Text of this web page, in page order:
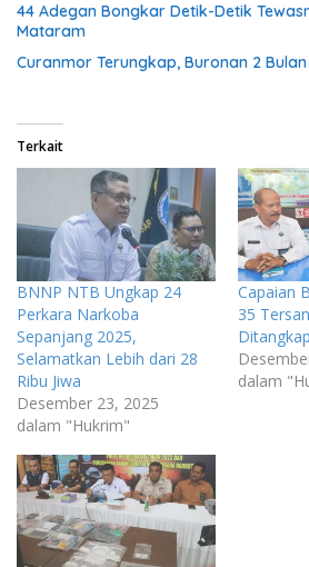
44 Adegan Bongkar Detik-Detik
Mataram
Curanmor Terungkap, Buronan 2
Terkait
BNNP NTB Ungkap 24
Perkara Narkoba
Sepanjang 2025,
Selamatkan Lebih dari 28
Ribu Jiwa
Desember 23, 2025
dalam "Hukrim"
Capaian
35
Ditangkap
dalam